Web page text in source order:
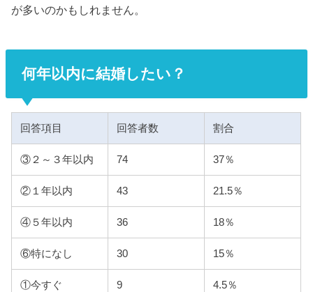
が多いのかもしれません。
何年以内に結婚したい？
回答項目 回答者数 割合
③２～３年以内 74 37％
②１年以内 43 21.5％
④５年以内 36 18％
⑥特になし 30 15％
①今すぐ 9 4.5％